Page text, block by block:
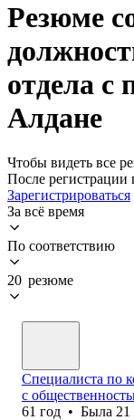
Резюме
отдела с
Алдане
Чтобы видеть все
После
Зарегистрироваться
За всё время
По соответствию
20 резюме
Специалиста по
с
61 год • Была 21